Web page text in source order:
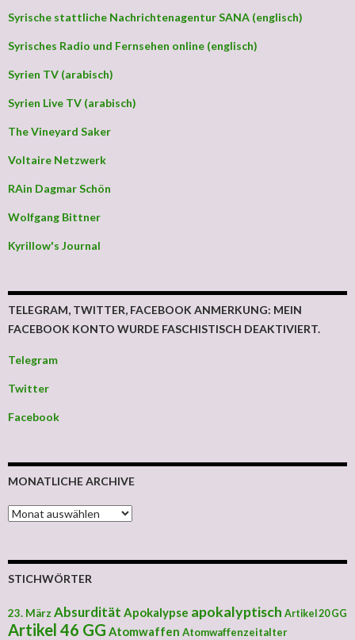
Syrische stattliche Nachrichtenagentur SANA (englisch)
Syrisches Radio und Fernsehen online (englisch)
Syrien TV (arabisch)
Syrien Live TV (arabisch)
The Vineyard Saker
Voltaire Netzwerk
RAin Dagmar Schön
Wolfgang Bittner
Kyrillow's Journal
TELEGRAM, TWITTER, FACEBOOK ANMERKUNG: MEIN
FACEBOOK KONTO WURDE FASCHISTISCH DEAKTIVIERT.
Telegram
Twitter
Facebook
MONATLICHE ARCHIVE
MONATLICHE ARCHIVE
STICHWÖRTER
23. März Absurdität Apokalypse apokalyptisch Artikel 20 GG
Artikel 46 GG Atomwaffen Atomwaffenzeitalter